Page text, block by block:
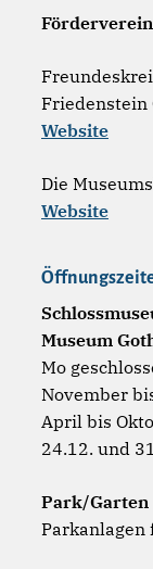
Friedenstein
Website
Die
Website
Museum
Mo
November
April bis
24.12. und
Park/Garten
Parkanlagen